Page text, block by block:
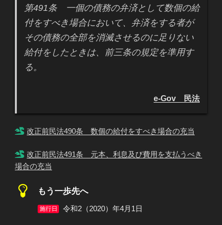
第491条 一個の債務の弁済として数個の給
付をすべき場合において、弁済をする者が
その債務の全部を消滅させるのに足りない
給付をしたときは、前三条の規定を準用す
る。
e-Gov 民法
改正前民法490条 数個の給付をすべき場合の充当
改正前民法491条 元本、利息及び費用を支払うべき
場合の充当
もう一歩先へ
施行日 令和2（2020）年4月1日